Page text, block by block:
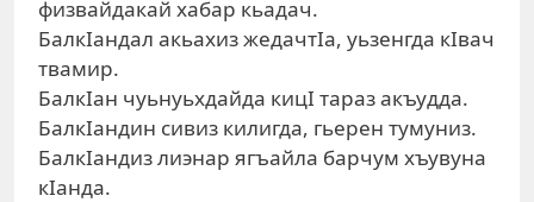
физвайдакай хабар кьадач.
БалкIандал акьахиз жедачтIа, уьзенгда кIвач
твамир.
БалкIан чуьнуьхдайда кицI тараз акъудда.
БалкIандин сивиз килигда, гьерен тумуниз.
БалкIандиз лиэнар ягъайла барчум хъувуна
кIанда.